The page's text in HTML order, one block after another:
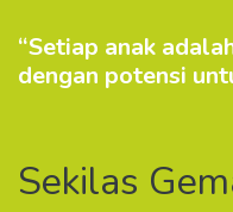
Sekilas
“Setiap anak
dengan potensi